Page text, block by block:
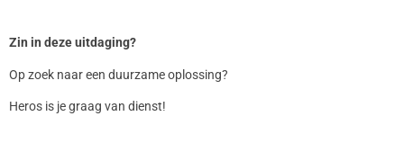
Zin in deze uitdaging?
Op zoek naar een duurzame oplossing?
Heros is je graag van dienst!